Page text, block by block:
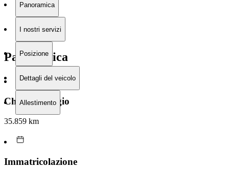
Panoramica
I nostri servizi
Posizione
Dettagli del veicolo
Allestimento
Panoramica
Chilometraggio
35.859 km
Immatricolazione